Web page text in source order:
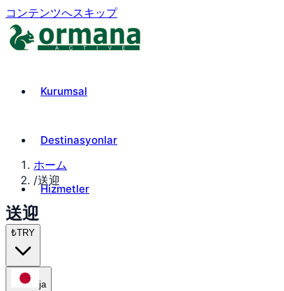
コンテンツへスキップ
Kurumsal
Destinasyonlar
Hizmetler
₺TRY
ja
ホーム
/送迎
送迎